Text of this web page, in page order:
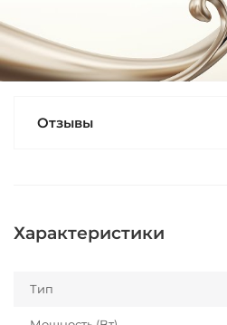
Отзывы
Характеристики
Тип